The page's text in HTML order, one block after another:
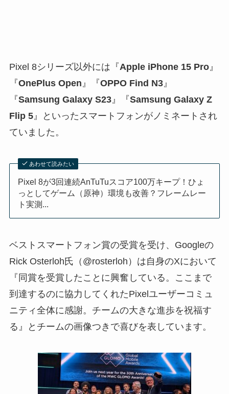
Pixel 8シリーズ以外には『Apple iPhone 15 Pro』
『OnePlus Open 』『OPPO Find N3』
『Samsung Galaxy S23』『Samsung Galaxy Z
Flip 5』といったスマートフォンがノミネートされ
ていました。
あわせて読みたい
Pixel 8が3回連続AnTuTuスコア100万キープ！ひょ
っとしてゲーム（原神）環境も改善？フレームレー
ト実測...
ベストスマートフォン賞の受賞を受け、Googleの
Rick Osterloh氏（@rosterloh）は自身のXにおいて
『同賞を受賞したことに興奮している。ここまで
到達するのに協力してくれたPixelユーザーコミュ
ニティ全体に感謝。チームの大きな進歩を祝福す
る』とチームの画像つきで喜びを表しています。